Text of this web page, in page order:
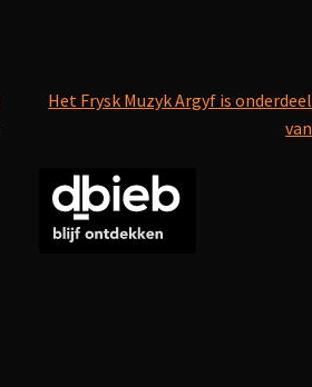
Het Frysk Muzyk Argyf is onderdeel
van